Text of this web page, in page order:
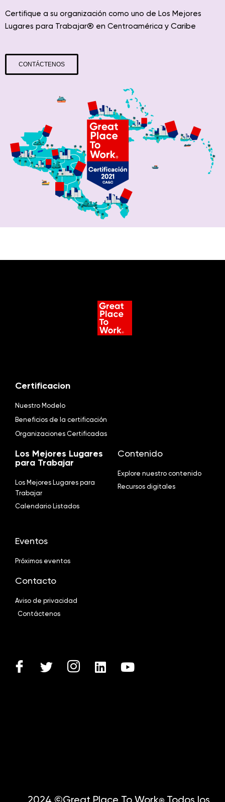
Certifique a su organización como uno de Los Mejores
Lugares para Trabajar® en Centroamérica y Caribe
CONTÁCTENOS
Certificacion
Nuestro Modelo
Beneficios de la certificación
Organizaciones Certificadas
Los Mejores Lugares
para Trabajar
Los Mejores Lugares para
Trabajar
Calendario Listados
Contenido
Explore nuestro contenido
Recursos digitales
Eventos
Próximos eventos
Contacto
Aviso de privacidad
Contáctenos
2024 ©Great Place To Work Todos los